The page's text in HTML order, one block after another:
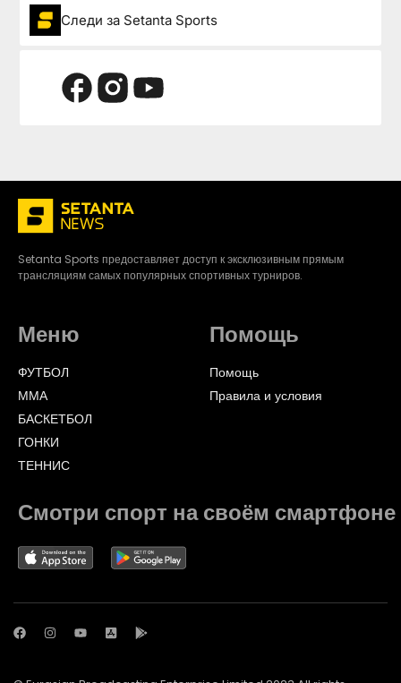
Следи за Setanta Sports
Setanta Sports предоставляет доступ к эксклюзивным прямым
трансляциям самых популярных спортивных турниров.
Меню
ФУТБОЛ
ММА
БАСКЕТБОЛ
ГОНКИ
ТЕННИС
Помощь
Помощь
Правила и условия
Смотри спорт на своём смартфоне